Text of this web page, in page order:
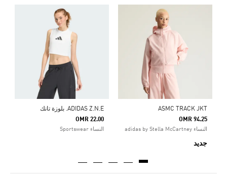
ASMC TRACK JKT
OMR 94.25
النساء adidas by Stella McCartney
جديد
ADIDAS Z.N.E. بلوزة تانك
OMR 22.00
النساء Sportswear
Price Reduced From